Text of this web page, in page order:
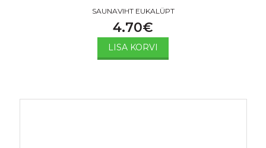
SAUNAVIHT EUKALÜPT
4.70€
LISA KORVI